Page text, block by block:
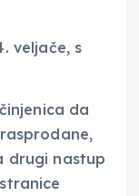
veljače, s
da
drugi nastup